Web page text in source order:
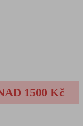
1500 Kč